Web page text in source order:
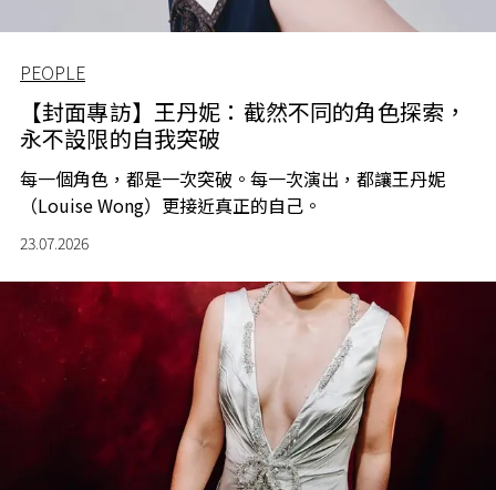
PEOPLE
【封面專訪】王丹妮：截然不同的角色探索，
永不設限的自我突破
每一個角色，都是一次突破。每一次演出，都讓王丹妮
（Louise Wong）更接近真正的自己。
23.07.2026